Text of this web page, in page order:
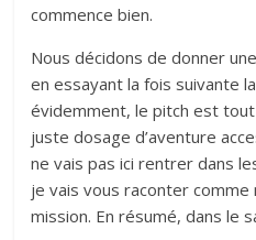
commence bien.
Nous décidons de donner
en essayant la fois suivante
évidemment, le pitch est
juste dosage d’aventure
ne vais pas ici rentrer dans
je vais vous raconter comme
mission. En résumé, dans le